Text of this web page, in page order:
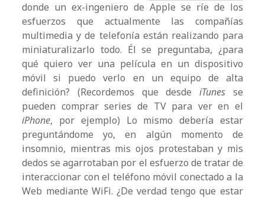
donde un ex-ingeniero de Apple se ríe de los
esfuerzos que actualmente las compañías
multimedia y de telefonía están realizando para
miniaturalizarlo todo. Él se preguntaba, ¿para
qué quiero ver una película en un dispositivo
móvil si puedo verlo en un equipo de alta
definición? (Recordemos que desdeiTunes se
pueden comprar series de TV para ver en el
iPhone, por ejemplo) Lo mismo debería estar
preguntándome yo, en algún momento de
insomnio, mientras mis ojos protestaban y mis
dedos se agarrotaban por el esfuerzo de tratar de
interaccionar con el teléfono móvil conectado a la
Web mediante WiFi. ¿De verdad tengo que estar